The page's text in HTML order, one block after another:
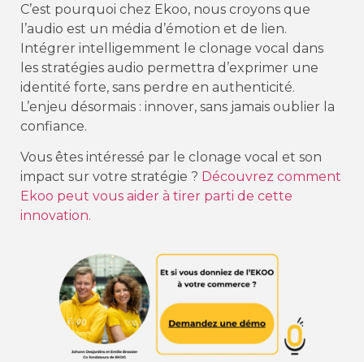
C’est pourquoi chez Ekoo, nous croyons que
l’audio est un média d’émotion et de lien.
Intégrer intelligemment le clonage vocal dans
les stratégies audio permettra d’exprimer une
identité forte, sans perdre en authenticité.
L’enjeu désormais : innover, sans jamais oublier la
confiance.
Vous êtes intéressé par le clonage vocal et son
impact sur votre stratégie ? Découvrez comment
Ekoo peut vous aider à tirer parti de cette
innovation.